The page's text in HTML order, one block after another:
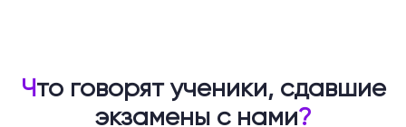
Что говорят ученики, сдавшие
экзамены с нами?